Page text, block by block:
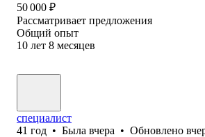
50 000 ₽
Рассматривает предложения
Общий опыт
10 лет 8 месяцев
специалист
41 год • Была вчера • Обновлено